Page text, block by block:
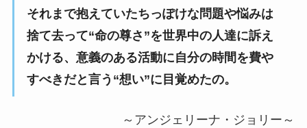
それまで抱えていたちっぽけな問題や悩みは
捨て去って“命の尊さ”を世界中の人達に訴え
かける、意義のある活動に自分の時間を費や
すべきだと言う“想い”に目覚めたの。
～アンジェリーナ・ジョリー～